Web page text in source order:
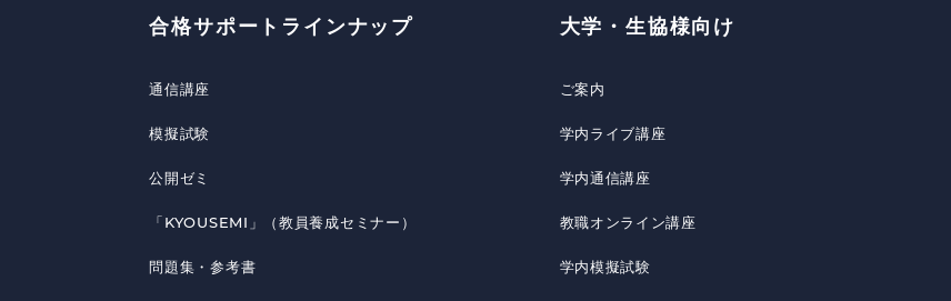
合格サポートラインナップ
通信講座
模擬試験
公開ゼミ
「KYOUSEMI」（教員養成セミナー）
問題集・参考書
大学・生協様向け
ご案内
学内ライブ講座
学内通信講座
教職オンライン講座
学内模擬試験